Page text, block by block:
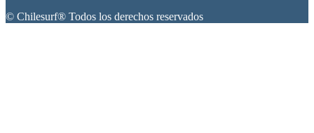
© Chilesurf® Todos los derechos reservados